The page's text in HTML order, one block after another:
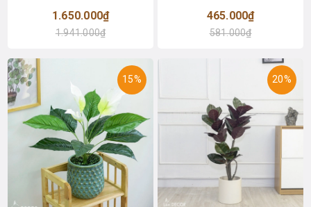
1.650.000₫
1.941.000₫
465.000₫
581.000₫
15% 20%